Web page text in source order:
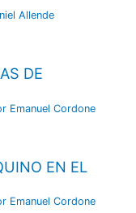
Allende
DE
Emanuel Cordone
EN EL
Emanuel Cordone